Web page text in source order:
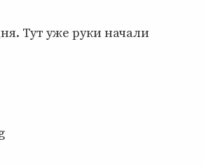
Тут уже руки начали